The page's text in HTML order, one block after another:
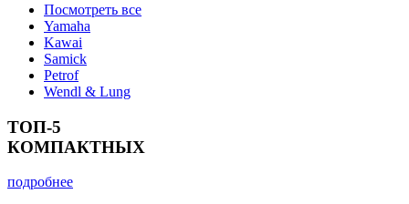
Посмотреть все
Yamaha
Kawai
Samick
Petrof
Wendl & Lung
ТОП-5
КОМПАКТНЫХ
подробнее